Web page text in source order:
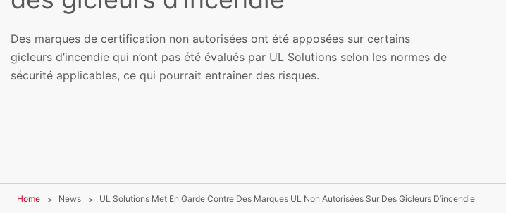
Des marques de certification non autorisées ont été apposées sur certains
gicleurs d’incendie qui n’ont pas été évalués par UL Solutions selon les normes de
sécurité applicables, ce qui pourrait entraîner des risques.
Home News UL Solutions Met En Garde Contre Des Marques UL Non Autorisées Sur Des Gicleurs D’incendie